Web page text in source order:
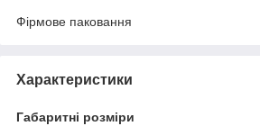
Фірмове паковання
Характеристики
Габаритні розміри